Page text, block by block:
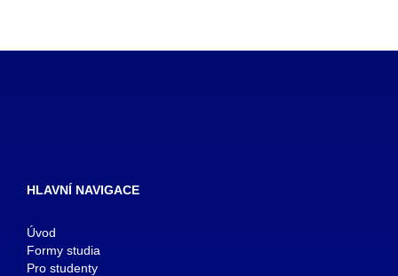
HLAVNÍ NAVIGACE
Úvod
Formy studia
Pro studenty